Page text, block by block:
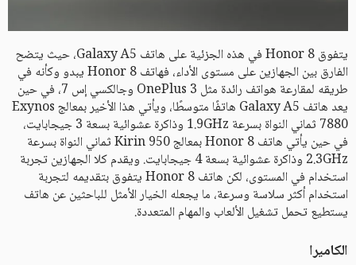
يتفوق Honor 8 في هذه الجزئية على هاتف Galaxy A5، حيث يتضح
الفارق بين الجهازين على مستوى الأداء، فهاتف Honor 8 يبدو وكأنه في
طريقه لمقارعة هواتف رائدة مثل OnePlus 3 وجالكسي إس 7، في حين
يعد هاتف Galaxy A5 هاتفًا متوسطًا، ويأتي هذا الأخير بمعالج Exynos
7880 ثماني النواة بسرعة 1.9GHz وذاكرة عشوائية بسعة 3 جيجابايت،
في حين يأتي هاتف Honor 8 بمعالج Kirin 950 ثماني النواة بسرعة
2.3GHz وذاكرة عشوائية بسعة 4 جيجابايت. ويقدم كلا الجهازين تجربة
استخدام في المستوى، لكن هاتف Honor 8 يتفوق بتقديمه لتجربة
استخدام أكثر سلاسة وسرعة، ما يجعله الخيار الأمثل للباحثين عن هاتف
يستطيع تحمل تشغيل الألعاب والمهام المتعددة.
الكاميرا